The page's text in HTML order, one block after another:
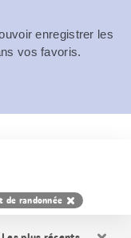
enregistrer les
vos favoris.
de randonnée